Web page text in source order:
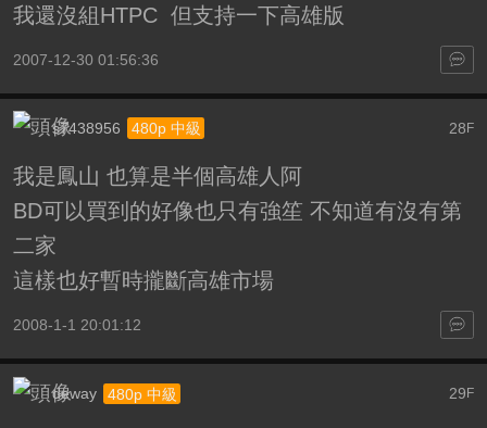
我還沒組HTPC 但支持一下高雄版
2007-12-30 01:56:36
28 F
s7438956 480p 中級
我是鳳山 也算是半個高雄人阿
BD可以買到的好像也只有強笙 不知道有沒有第
二家
這樣也好暫時攏斷高雄市場
2008-1-1 20:01:12
29 F
deway 480p 中級